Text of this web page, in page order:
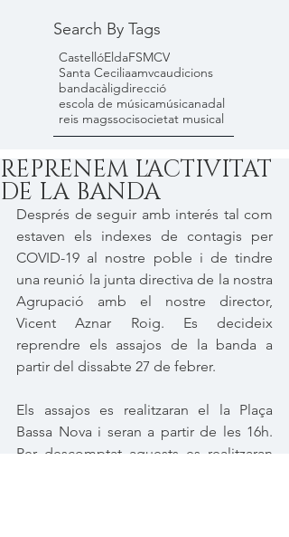
Search By Tags
CastellóEldaFSMCV
Santa Ceciliaamvcaudicions
bandacàligdirecció
escola de músicamúsicanadal
reis magssocisocietat musical
REPRENEM L'ACTIVITAT
DE LA BANDA
Després de seguir amb interés tal com
estaven els indexes de contagis per
COVID-19 al nostre poble i de tindre
una reunió la junta directiva de la nostra
Agrupació amb el nostre director,
Vicent Aznar Roig. Es decideix
reprendre els assajos de la banda a
partir del dissabte 27 de febrer.
Els assajos es realitzaran el la Plaça
Bassa Nova i seran a partir de les 16h.
Per descomptat aquests es realitzaran